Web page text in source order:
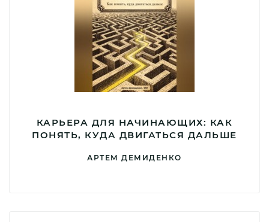
КАРЬЕРА ДЛЯ НАЧИНАЮЩИХ: КАК
ПОНЯТЬ, КУДА ДВИГАТЬСЯ ДАЛЬШЕ
АРТЕМ ДЕМИДЕНКО